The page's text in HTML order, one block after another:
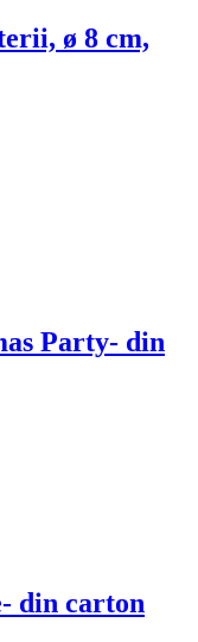
ø 8 cm,
Party- din
- din carton